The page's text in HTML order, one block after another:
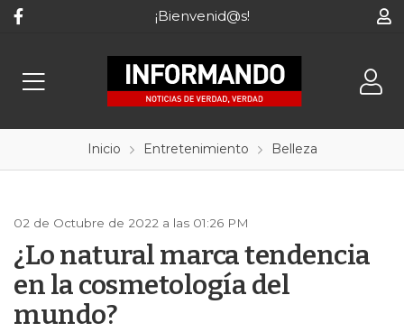
¡Bienvenid@s!
Inicio Entretenimiento Belleza
02 de Octubre de 2022 a las 01:26 PM
¿Lo natural marca tendencia
en la cosmetología del
mundo?